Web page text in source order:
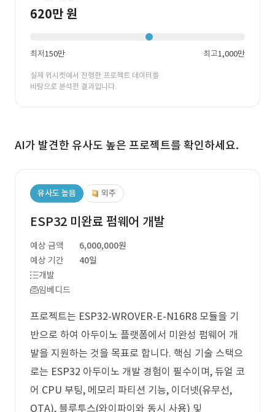
620만 원
최저150만 최고1,000만
실제 위시켓에서 진행한 프로젝트 데이터를
바탕으로 분석한 결과입니다.
AI가 발견한 유사도 높은 프로젝트를 확인하세요.
유사도 높음 외주
ESP32 미완료 펌웨어 개발
예상 금액
6,000,000원
예상 기간
40일
개발
임베디드
프로젝트는 ESP32-WROVER-E-N16R8 모듈을 기
반으로 하여 아두이노 플랫폼에서 미완성 펌웨어 개
발을 지원하는 것을 목표로 합니다. 핵심 기술 스택으
로는 ESP32 아두이노 개발 경험이 필수이며, 듀얼 코
어 CPU 부팅, 메모리 파티션 기능, 이더넷(유무선,
OTA), 블루투스(와이파이와 동시 사용) 및